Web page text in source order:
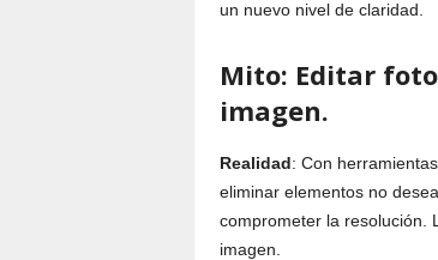
un nuevo nivel de claridad.
Mito: Editar
imagen.
Realidad: Con
eliminar elementos no
comprometer la resolución.
imagen.